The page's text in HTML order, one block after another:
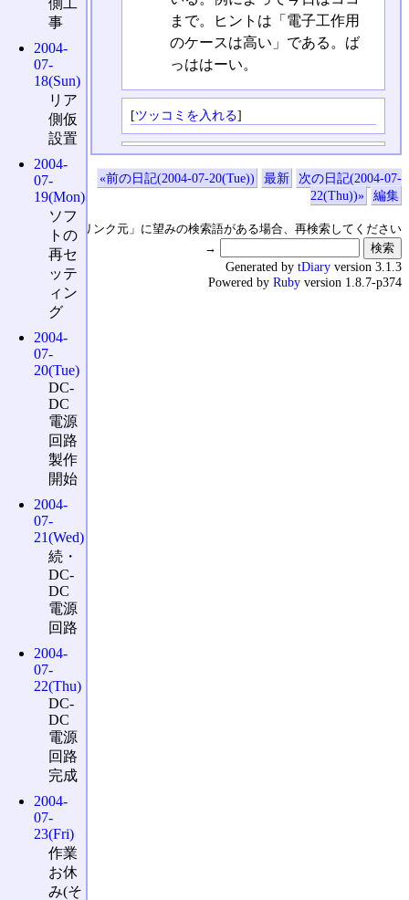
まで。ヒントは「電子工作用
のケースは高い」である。ば
っははーい。
[ツッコミを入れる]
«前の日記(2004-07-20(Tue)) 最新
次の日記(2004-07-
22(Thu))»
編集
↑の「本日のリンク元」に望みの検索語がある場合、再検索してください
→
側工
事
2004-
07-
18(Sun)
リア
側仮
設置
2004-
07-
19(Mon)
ソフ
トの
再セ
ッテ
ィン
グ
2004-
07-
20(Tue)
DC-
DC
電源
回路
製作
開始
2004-
07-
21(Wed)
続・
DC-
DC
電源
回路
2004-
07-
22(Thu)
DC-
DC
電源
回路
完成
2004-
07-
23(Fri)
作業
お休
み(そ
Generated by tDiary version 3.1.3
Powered by Ruby version 1.8.7-p374